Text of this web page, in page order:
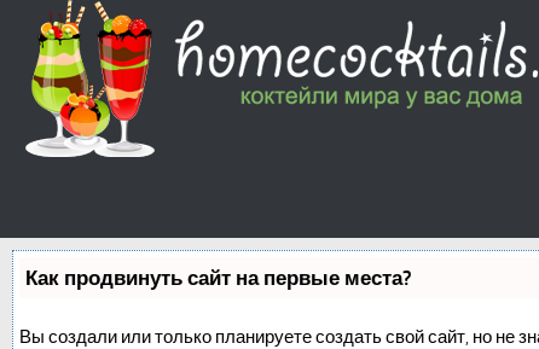
Как продвинуть сайт на первые места?
Вы создали или только планируете создать свой сайт, но не